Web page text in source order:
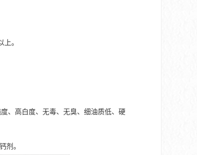
。
、高白度、无毒、无臭、细油质低、硬
剂。